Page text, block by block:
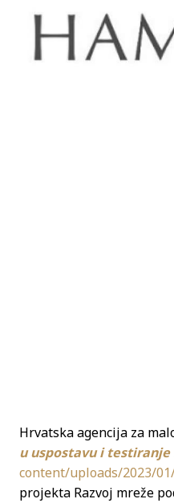
Hrvatska agencija za
u uspostavu i
content/uploads/2023/
projekta Razvoj mreže